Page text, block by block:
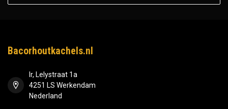
Bacorhoutkachels.nl
Ir, Lelystraat 1a
4251 LS Werkendam
Nederland